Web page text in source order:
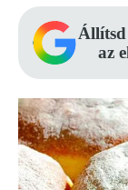
az